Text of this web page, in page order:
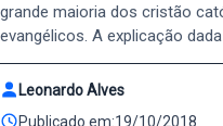
grande maioria dos cristão
evangélicos. A explicação
Leonardo Alves
Publicado em:19/10/2018